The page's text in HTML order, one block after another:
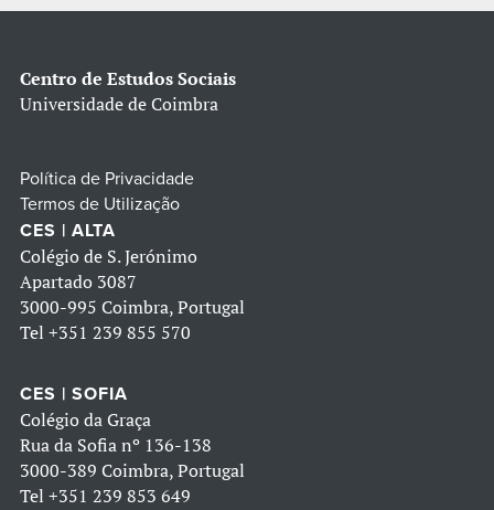
Centro de Estudos Sociais
Universidade de Coimbra
Política de Privacidade
Termos de Utilização
CES | ALTA
Colégio de S. Jerónimo
Apartado 3087
3000-995 Coimbra, Portugal
Tel +351 239 855 570
CES | SOFIA
Colégio da Graça
Rua da Sofia nº 136-138
3000-389 Coimbra, Portugal
Tel +351 239 853 649